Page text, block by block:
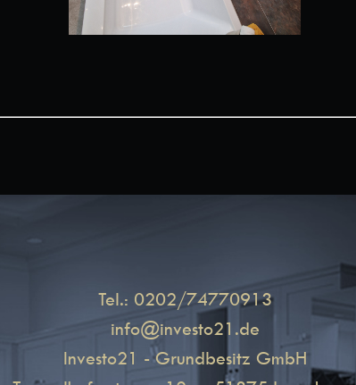
Tel.: 0202/74770913
info@investo21.de
Investo21 - Grundbesitz GmbH